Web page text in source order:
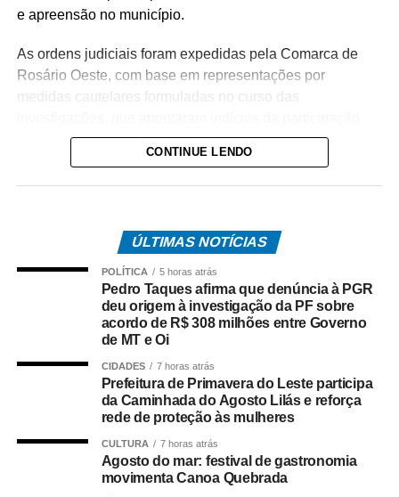
e apreensão no município.
As ordens judiciais foram expedidas pela Comarca de
Rosário Oeste, com base em representações por
medidas cautelares formuladas no curso das
dos alvos no tráfico de drogas na região.
enfraquecendo a estrutura da organização criminosa.
O trabalho é resultado de investigações conduzidas pela
equipe da Delegacia de Rosário Oeste, que reuniram
elementos indicando o envolvimento dos suspeitos com o
comércio ilícito de entorpecentes em Rosário Oeste.
A ação contou com apoio de equipes da Regional de
Várzea Grande e da Diretoria Metropolitana, que atuaram
no cumprimento simultâneo dos mandados judiciais.
As investigações prosseguem para identificar outros
integrantes da organização criminosa e aprofundar a
CONTINUE LENDO
ÚLTIMAS NOTÍCIAS
POLÍTICA 5 horas atrás
Pedro Taques afirma que denúncia à PGR
deu origem à investigação da PF sobre
acordo de R$ 308 milhões entre Governo
de MT e Oi
CIDADES 7 horas atrás
Prefeitura de Primavera do Leste participa
da Caminhada do Agosto Lilás e reforça
rede de proteção às mulheres
CULTURA 7 horas atrás
Agosto do mar: festival de gastronomia
movimenta Canoa Quebrada